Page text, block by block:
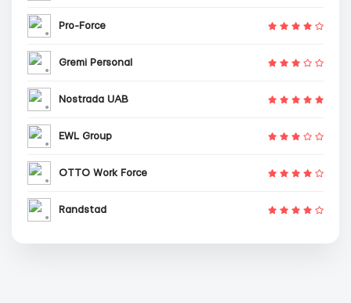
Pro-Force
Gremi Personal
Nostrada UAB
EWL Group
OTTO Work Force
Randstad